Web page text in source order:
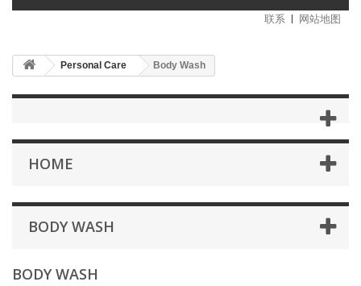
联系 网站地图
Personal Care Body Wash
HOME
BODY WASH
BODY WASH